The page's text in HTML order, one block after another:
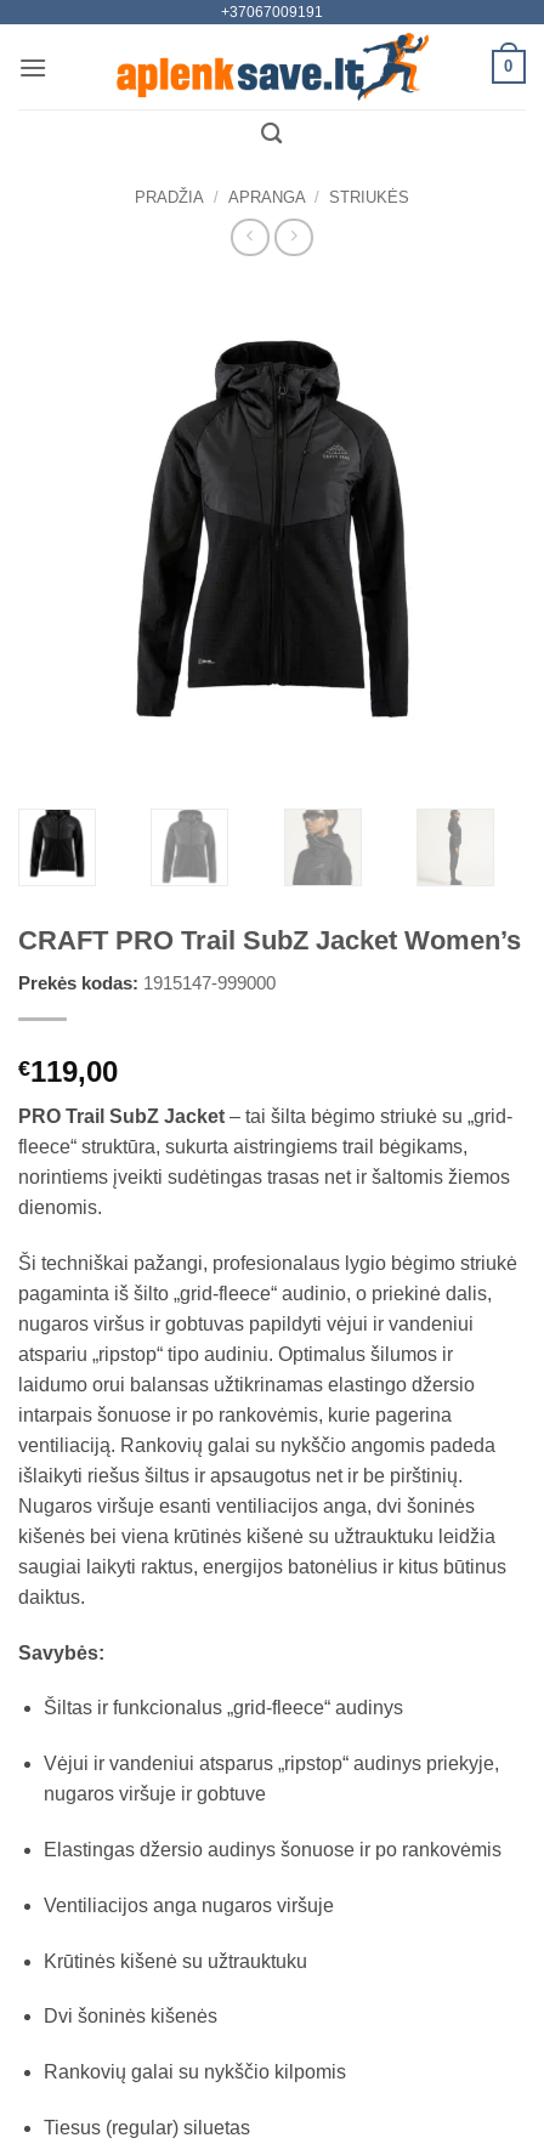
content
+37067009191
0
PRADŽIA / APRANGA / STRIUKĖS
CRAFT PRO Trail SubZ Jacket Women’s
Prekės kodas: 1915147-999000
€119,00
PRO Trail SubZ Jacket – tai šilta bėgimo striukė su „grid-
fleece“ struktūra, sukurta aistringiems trail bėgikams,
norintiems įveikti sudėtingas trasas net ir šaltomis žiemos
dienomis.
Ši techniškai pažangi, profesionalaus lygio bėgimo striukė
pagaminta iš šilto „grid-fleece“ audinio, o priekinė dalis,
nugaros viršus ir gobtuvas papildyti vėjui ir vandeniui
atspariu „ripstop“ tipo audiniu. Optimalus šilumos ir
laidumo orui balansas užtikrinamas elastingo džersio
intarpais šonuose ir po rankovėmis, kurie pagerina
ventiliaciją. Rankovių galai su nykščio angomis padeda
išlaikyti riešus šiltus ir apsaugotus net ir be pirštinių.
Nugaros viršuje esanti ventiliacijos anga, dvi šoninės
kišenės bei viena krūtinės kišenė su užtrauktuku leidžia
saugiai laikyti raktus, energijos batonėlius ir kitus būtinus
daiktus.
Savybės:
Šiltas ir funkcionalus „grid-fleece“ audinys
Vėjui ir vandeniui atsparus „ripstop“ audinys priekyje,
nugaros viršuje ir gobtuve
Elastingas džersio audinys šonuose ir po rankovėmis
Ventiliacijos anga nugaros viršuje
Krūtinės kišenė su užtrauktuku
Dvi šoninės kišenės
Rankovių galai su nykščio kilpomis
Tiesus (regular) siluetas